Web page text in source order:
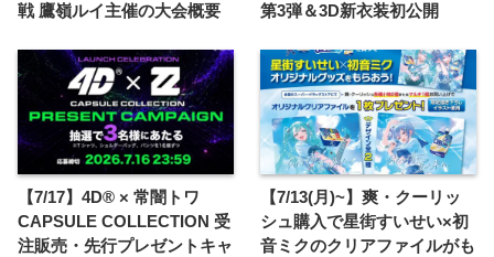
戦 鷹嶺ルイ主催の大会概要
第3弾＆3D新衣装初公開
【7/17】4D® × 常闇トワ
CAPSULE COLLECTION 受
注販売・先行プレゼントキャ
【7/13(月)~】爽・クーリッ
シュ購入で星街すいせい×初
音ミクのクリアファイルがも